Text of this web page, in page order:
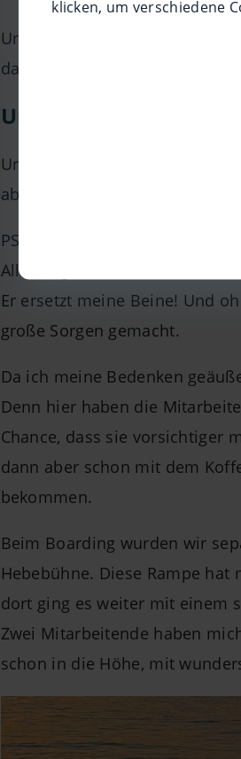
klicken, um verschiedene
Und jetzt hieß es, Abwarten
da war…
Und los geht’s…
Und dann ging es los: Am
abgeholt, ohne lange
PS: Ich denke übrigens nicht,
Allerdings bedeutet mein
Er ersetzt meine Beine! Und
große Sorgen gemacht.
Da ich meine Bedenken
Denn hier haben die
Chance, dass sie vorsichtiger
dann aber schon mit dem
bekommen.
Beim Boarding wurden wir
Hebebühne. Diese Rampe
dort ging es weiter mit einem
Zwei Mitarbeitende haben
schon in die Höhe, mit